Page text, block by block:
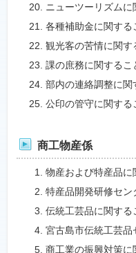
ニューツーリズムに
各種補助金に関する
観光客の苦情に関す
課の庶務に関するこ
部内の連絡調整に関
公印の管守に関する
商工物産係
物産および特産品に
特産品開発研修セン
伝統工芸品に関する
宮古島市伝統工芸品
商工業の振興対策に